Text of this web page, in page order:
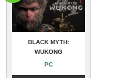
BLACK MYTH:
WUKONG
PC